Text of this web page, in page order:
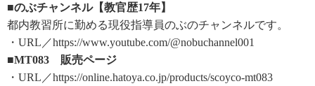
■のぶチャンネル【教官歴17年】
都内教習所に勤める現役指導員のぶのチャンネルです。
・URL／https://www.youtube.com/@nobuchannel001
■MT083 販売ページ
・URL／https://online.hatoya.co.jp/products/scoyco-mt083